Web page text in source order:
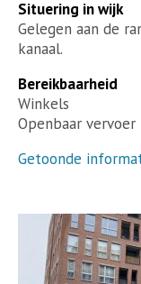
Situering in wijk
Gelegen aan de
kanaal.
Bereikbaarheid
Winkels
Openbaar vervoer
Getoonde